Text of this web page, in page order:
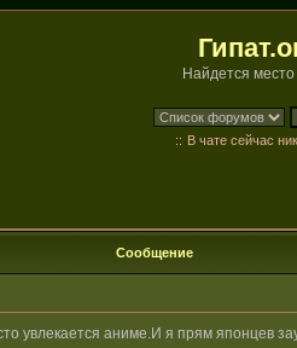
Найдется
:: В чате сейчас
Сообщение
увлекается аниме.И я прям японцев